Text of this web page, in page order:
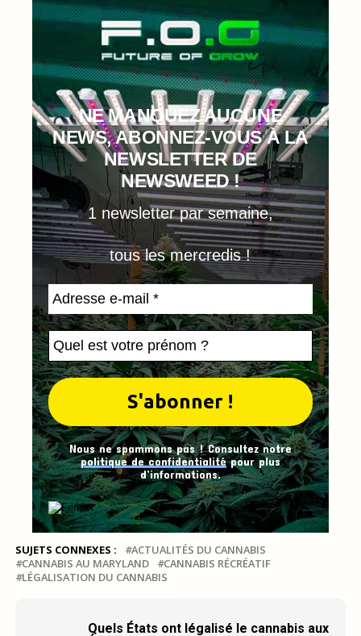
NE MANQUEZ AUCUNE
NEWS, ABONNEZ-VOUS À LA
NEWSLETTER DE
NEWSWEED !
1 newsletter par semaine,
tous les mercredis !
Nous ne spammons pas ! Consultez notre
politique de confidentialitépour plus
d’informations.
SUJETS CONNEXES :
ACTUALITÉS DU CANNABIS
CANNABIS AU MARYLAND
CANNABIS RÉCRÉATIF
LÉGALISATION DU CANNABIS
Quels États ont légalisé le cannabis aux